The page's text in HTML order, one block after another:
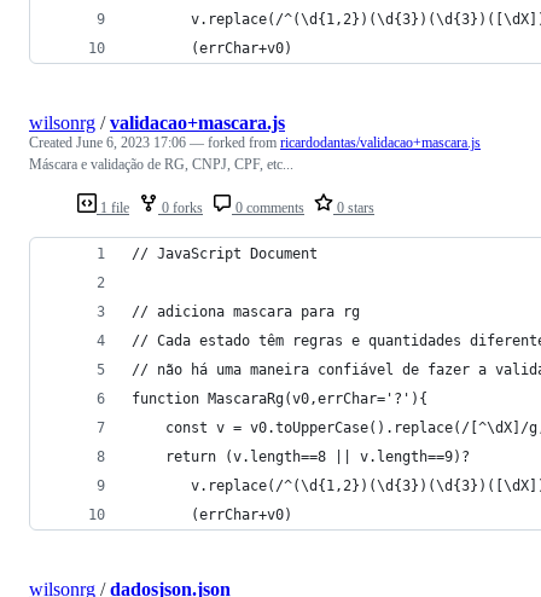
v.replace(/
       (errChar+v0)
1 file 0 forks 0 comments 0 stars
wilsonrg /validacao+mascara.js
Created June 6, 2023 17:06 — forked from ricardodantas/validacao+mascara.js
Máscara e validação de RG, CNPJ, CPF, etc...
// JavaScript Document
// adiciona mascara para rg
// Cada estado têm regras e quantidades
// não há uma maneira confiável de fazer a
function MascaraRg(v0,errChar='?'){
const v = v0.toUpperCase().replace(/[^\dX]/
    return (v.length==8 || v.length==9)?
v.replace(/
       (errChar+v0)
wilsonrg /dadosjson.json